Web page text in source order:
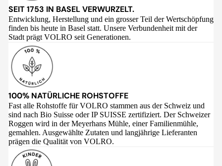
SEIT 1753 IN BASEL VERWURZELT.
Entwicklung, Herstellung und ein grosser Teil der Wertschöpfung
finden bis heute in Basel statt. Unsere Verbundenheit mit der
Stadt prägt VOLRO seit Generationen.
100% NATÜRLICHE ROHSTOFFE
Fast alle Rohstoffe für VOLRO stammen aus der Schweiz und
sind nach Bio Suisse oder IP SUISSE zertifiziert. Der Schweizer
Roggen wird in der Meyerhans Mühle, einer Familienmühle,
gemahlen. Ausgewählte Zutaten und langjährige Lieferanten
prägen die Qualität von VOLRO.